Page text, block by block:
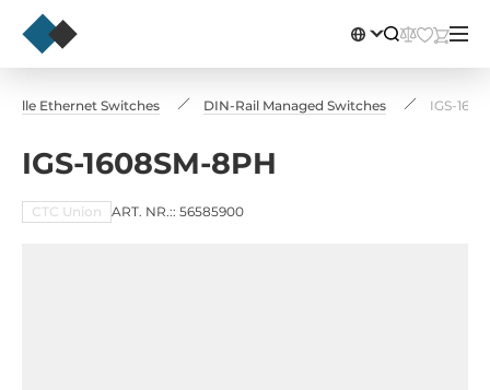
Ethernet Switches DIN-Rail Managed Switches IGS-
IGS-1608SM-8PH
CTC Union ART. NR.:: 56585900